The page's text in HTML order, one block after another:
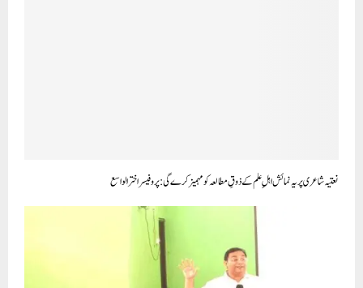
نعتیہ شاعری پر یہ نمائش اہلِ علم کے ذوقِ مطالعہ کو مہمیز کرے گی: پروفیسر اخترالواسع